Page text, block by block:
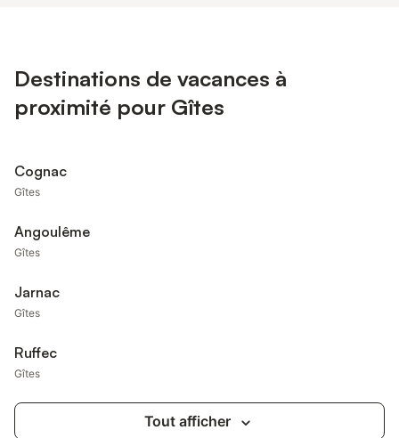
Destinations de vacances à
proximité pour Gîtes
Cognac
Gîtes
Angoulême
Gîtes
Jarnac
Gîtes
Ruffec
Gîtes
Tout afficher